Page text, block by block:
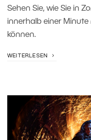
Sehen Sie, wie Sie in
innerhalb einer Minute
können.
WEITERLESEN